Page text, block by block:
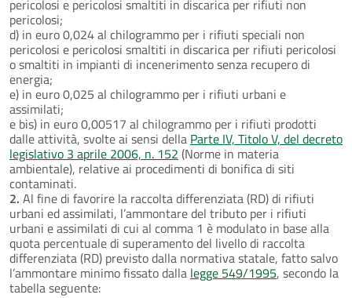
pericolosi e pericolosi smaltiti in discarica per rifiuti non
pericolosi;
d) in euro 0,024 al chilogrammo per i rifiuti speciali non
pericolosi e pericolosi smaltiti in discarica per rifiuti pericolosi
o smaltiti in impianti di incenerimento senza recupero di
energia;
e) in euro 0,025 al chilogrammo per i rifiuti urbani e
assimilati;
e bis) in euro 0,00517 al chilogrammo per i rifiuti prodotti
dalle attività, svolte ai sensi della Parte IV, Titolo V, del decreto
legislativo 3 aprile 2006, n. 152 (Norme in materia
ambientale), relative ai procedimenti di bonifica di siti
contaminati.
2. Al fine di favorire la raccolta differenziata (RD) di rifiuti
urbani ed assimilati, l’ammontare del tributo per i rifiuti
urbani e assimilati di cui al comma 1 è modulato in base alla
quota percentuale di superamento del livello di raccolta
differenziata (RD) previsto dalla normativa statale, fatto salvo
l’ammontare minimo fissato dalla legge 549/1995, secondo la
tabella seguente: